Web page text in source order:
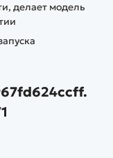
делает модель